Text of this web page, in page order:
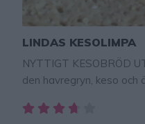
LINDAS KESOLIMPA
NYTTIGT KESOBRÖD
den havregryn, keso
enkel att baka och